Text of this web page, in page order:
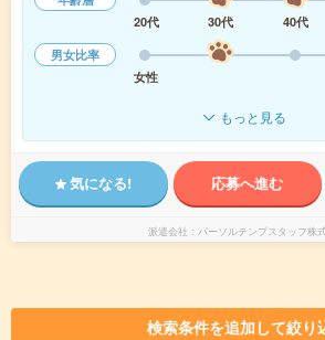
20代
30代 40代
男女比率
女性
もっと見る
気になる! 応募へ進む
派遣会社 パーソルテンプスタッフ株
検索条件を追加して絞り